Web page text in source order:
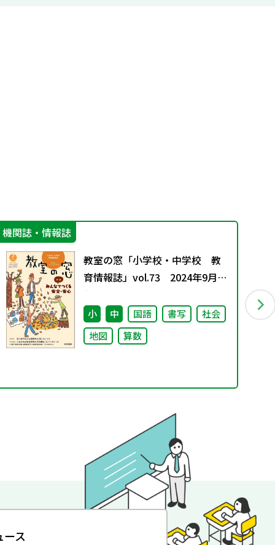
機関誌・情報誌
教室の窓「小学校・中学校 教
育情報誌」vol.73 2024年9月発
行
小 中 国語 書写
社会
地図
算数
ース